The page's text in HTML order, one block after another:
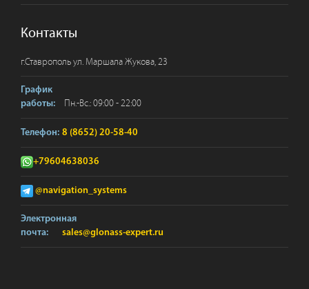
Контакты
г.Ставропольул. Маршала Жукова, 23
График
работы:
Пн.-Вс.: 09:00 - 22:00
Телефон: 8 (8652) 20-58-40
+79604638036
@navigation_systems
Электронная
почта:
sales@glonass-expert.ru